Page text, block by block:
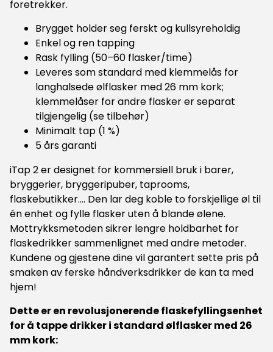
som passer til flaskene som er angitt i tabellen*
tilhørende adapteren (se tilbehør). Bruk en slange med
innvendig diameter på 7 mm for å koble iTap til væske-
og gassforsyningen. K25 (standard) V26 K52 B27 SH30
B29 K28 Vichy 25 cl x x Vichy 33 cl x Longneck
*Testet med flasker solgt av Brouwland. Brouwland gir
ingen garanti på tredjepartsflasker.
foretrekker.
Brygget holder seg ferskt og kullsyreholdig
Enkel og ren tapping
Rask fylling (50–60 flasker/time)
Leveres som standard med klemmelås for
langhalsede ølflasker med 26 mm kork;
klemmelåser for andre flasker er separat
tilgjengelig (se tilbehør)
Minimalt tap (1 %)
5 års garanti
iTap 2 er designet for kommersiell bruk i barer,
bryggerier, bryggeripuber, taprooms,
flaskebutikker…. Den lar deg koble to forskjellige øl til
én enhet og fylle flasker uten å blande ølene.
Mottrykksmetoden sikrer lengre holdbarhet for
flaskedrikker sammenlignet med andre metoder.
Kundene og gjestene dine vil garantert sette pris på
smaken av ferske håndverksdrikker de kan ta med
hjem!
Dette er en revolusjonerende flaskefyllingsenhet
for å tappe drikker i standard ølflasker med 26
mm kork: